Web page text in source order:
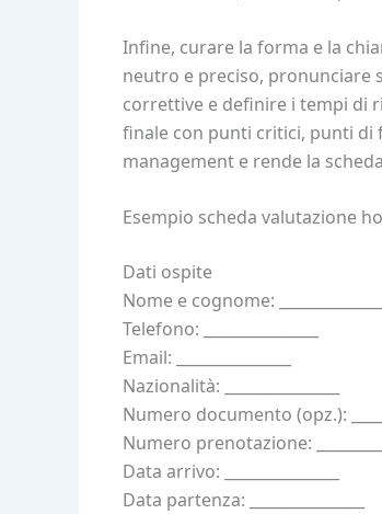
Infine, curare la forma e la
neutro e preciso, pronunciare
correttive e definire i tempi di
finale con punti critici, punti di
management e rende la
Esempio scheda valutazione
Dati ospite
Nome e cognome: _______________
Telefono: _______________
Email: _______________
Nazionalità: _______________
Numero documento (opz.):
Numero prenotazione:
Data arrivo: _______________
Data partenza: _______________